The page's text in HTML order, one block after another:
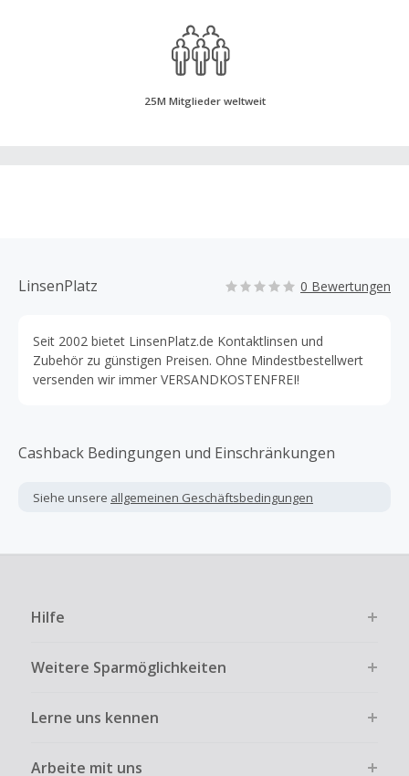
25M Mitglieder weltweit
LinsenPlatz 0 Bewertungen
Seit 2002 bietet LinsenPlatz.de Kontaktlinsen und
Zubehör zu günstigen Preisen. Ohne Mindestbestellwert
versenden wir immer VERSANDKOSTENFREI!
Cashback Bedingungen und Einschränkungen
Siehe unsere allgemeinen Geschäftsbedingungen
Hilfe
Weitere Sparmöglichkeiten
Lerne uns kennen
Arbeite mit uns